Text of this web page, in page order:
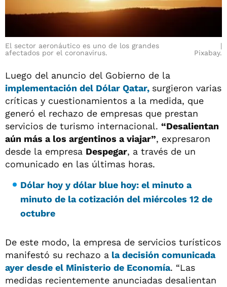
El sector aeronáutico es uno de los grandes
afectados por el coronavirus.
Pixabay.
Luego del anuncio del Gobierno de la
implementación del Dólar Qatar, surgieron varias
críticas y cuestionamientos a la medida, que
generó el rechazo de empresas que prestan
servicios de turismo internacional. “Desalientan
aún más a los argentinos a viajar”, expresaron
desde la empresa Despegar, a través de un
comunicado en las últimas horas.
Dólar hoy y dólar blue hoy: el minuto a
minuto de la cotización del miércoles 12 de
octubre
De este modo, la empresa de servicios turísticos
manifestó su rechazo a la decisión comunicada
ayer desde el Ministerio de Economía. “Las
medidas recientemente anunciadas desalientan